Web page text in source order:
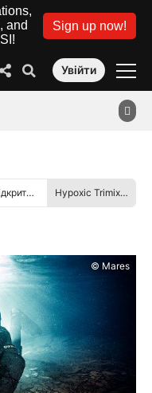
and
Sign up now!
Увійти
Дайвінг з відкритим контуром Hypoxic Trimix Instructor
© Mares